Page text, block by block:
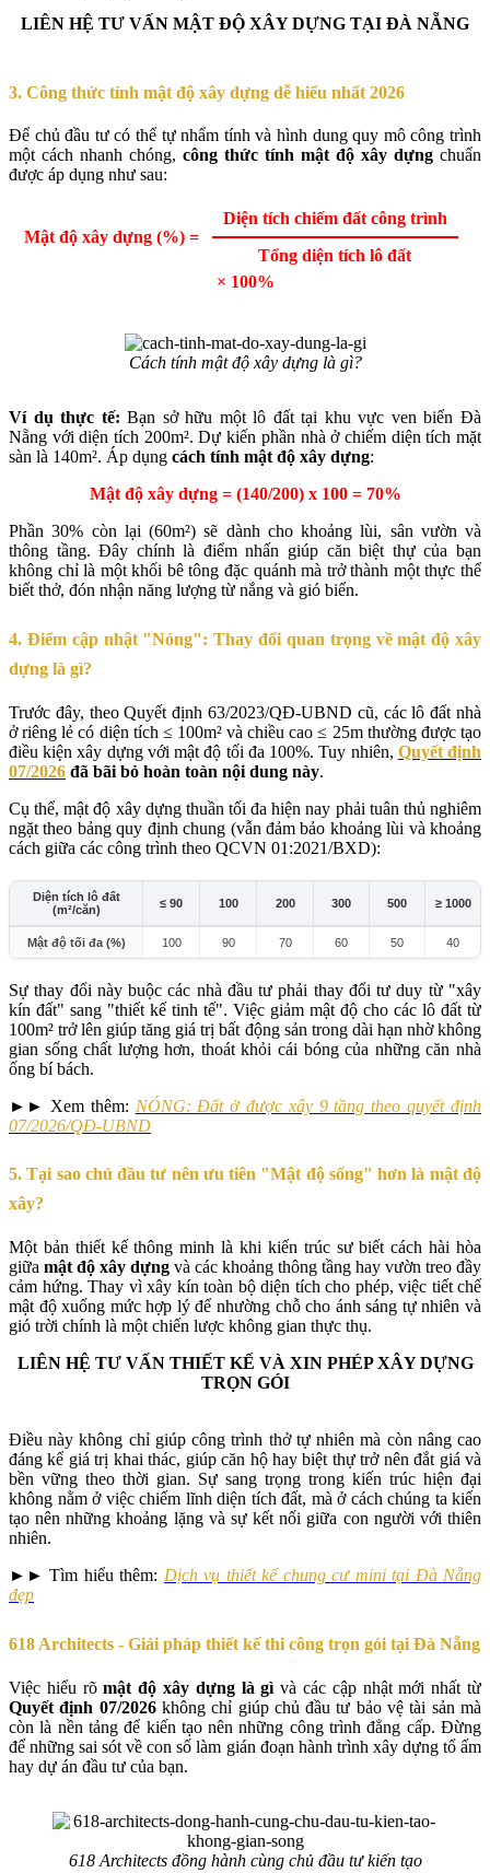
LIÊN HỆ TƯ VẤN MẬT ĐỘ XÂY DỰNG TẠI ĐÀ NẴNG
3. Công thức tính mật độ xây dựng dễ hiểu nhất 2026
Để chủ đầu tư có thể tự nhẩm tính và hình dung quy mô công trình
một cách nhanh chóng, công thức tính mật độ xây dựng chuẩn
được áp dụng như sau:
Mật độ xây dựng (%) =
Diện tích chiếm đất công trình
Tổng diện tích lô đất
× 100%
Cách tính mật độ xây dựng là gì?
Ví dụ thực tế: Bạn sở hữu một lô đất tại khu vực ven biển Đà
Nẵng với diện tích 200m². Dự kiến phần nhà ở chiếm diện tích mặt
sàn là 140m². Áp dụng cách tính mật độ xây dựng:
Mật độ xây dựng = (140/200) x 100 = 70%
Phần 30% còn lại (60m²) sẽ dành cho khoảng lùi, sân vườn và
thông tầng. Đây chính là điểm nhấn giúp căn biệt thự của bạn
không chỉ là một khối bê tông đặc quánh mà trở thành một thực thể
biết thở, đón nhận năng lượng từ nắng và gió biển.
4. Điểm cập nhật "Nóng": Thay đổi quan trọng về mật độ xây
dựng là gì?
Trước đây, theo Quyết định 63/2023/QĐ-UBND cũ, các lô đất nhà
ở riêng lẻ có diện tích ≤ 100m² và chiều cao ≤ 25m thường được tạo
điều kiện xây dựng với mật độ tối đa 100%. Tuy nhiên, Quyết định
07/2026 đã bãi bỏ hoàn toàn nội dung này.
Cụ thể, mật độ xây dựng thuần tối đa hiện nay phải tuân thủ nghiêm
ngặt theo bảng quy định chung (vẫn đảm bảo khoảng lùi và khoảng
cách giữa các công trình theo QCVN 01:2021/BXD):
Diện tích lô đất
(m²/căn)
≤ 90 100 200 300 500 ≥ 1000
Mật độ tối đa (%) 100 90 70 60 50 40
Sự thay đổi này buộc các nhà đầu tư phải thay đổi tư duy từ "xây
kín đất" sang "thiết kế tinh tế". Việc giảm mật độ cho các lô đất từ
100m² trở lên giúp tăng giá trị bất động sản trong dài hạn nhờ không
gian sống chất lượng hơn, thoát khỏi cái bóng của những căn nhà
ống bí bách.
►► Xem thêm: NÓNG: Đất ở được xây 9 tầng theo quyết định
07/2026/QĐ-UBND
5. Tại sao chủ đầu tư nên ưu tiên "Mật độ sống" hơn là mật độ
xây?
Một bản thiết kế thông minh là khi kiến trúc sư biết cách hài hòa
giữa mật độ xây dựng và các khoảng thông tầng hay vườn treo đầy
cảm hứng. Thay vì xây kín toàn bộ diện tích cho phép, việc tiết chế
mật độ xuống mức hợp lý để nhường chỗ cho ánh sáng tự nhiên và
gió trời chính là một chiến lược không gian thực thụ.
LIÊN HỆ TƯ VẤN THIẾT KẾ VÀ XIN PHÉP XÂY DỰNG
TRỌN GÓI
Điều này không chỉ giúp công trình thở tự nhiên mà còn nâng cao
đáng kể giá trị khai thác, giúp căn hộ hay biệt thự trở nên đắt giá và
bền vững theo thời gian. Sự sang trọng trong kiến trúc hiện đại
không nằm ở việc chiếm lĩnh diện tích đất, mà ở cách chúng ta kiến
tạo nên những khoảng lặng và sự kết nối giữa con người với thiên
nhiên.
►► Tìm hiểu thêm: Dịch vụ thiết kế chung cư mini tại Đà Nẵng
đẹp
618 Architects - Giải pháp thiết kế thi công trọn gói tại Đà Nẵng
Việc hiểu rõmật độ xây dựng là gì và các cập nhật mới nhất từ
Quyết định 07/2026không chỉ giúp chủ đầu tư bảo vệ tài sản mà
còn là nền tảng để kiến tạo nên những công trình đẳng cấp. Đừng
để những sai sót về con số làm gián đoạn hành trình xây dựng tổ ấm
hay dự án đầu tư của bạn.
618 Architects đồng hành cùng chủ đầu tư kiến tạo